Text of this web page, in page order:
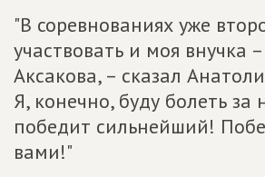
"В соревнованиях уже
участвовать и моя внучка
Аксакова, – сказал
Я, конечно, буду болеть за
победит сильнейший!
вами!"